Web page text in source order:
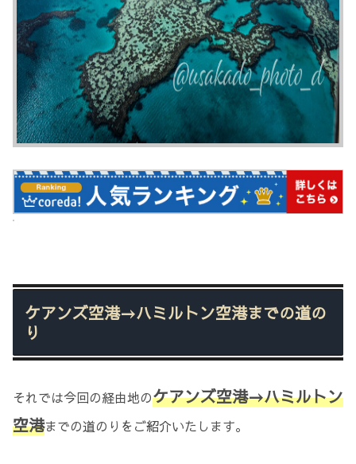
ケアンズ空港→ハミルトン空港までの道の
り
それでは今回の経由地のケアンズ空港→ハミルトン
空港までの道のりをご紹介いたします。